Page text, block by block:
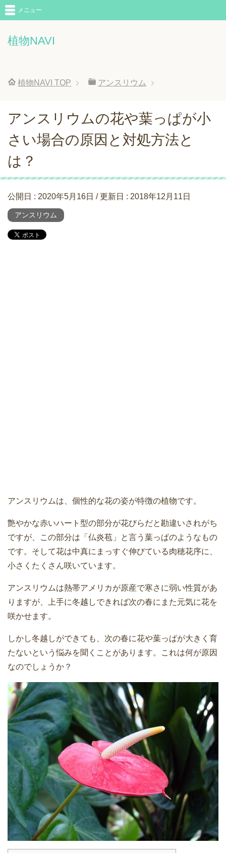
植物NAVI
メニュー
植物NAVI TOP アンスリウム
アンスリウムの花や葉っぱが小
さい場合の原因と対処方法と
は？
公開日 : 2020年5月16日 / 更新日 : 2018年12月11日
アンスリウム
アンスリウムは、個性的な花の姿が特徴の植物です。
艶やかな赤いハート型の部分が花びらだと勘違いされがち
ですが、この部分は「仏炎苞」と言う葉っぱのようなもの
です。そして花は中真にまっすぐ伸びている肉穂花序に、
小さくたくさん咲いています。
アンスリウムは熱帯アメリカが原産で寒さに弱い性質があ
りますが、上手に冬越しできれば次の春にまた元気に花を
咲かせます。
しかし冬越しができても、次の春に花や葉っぱが大きく育
たないという悩みを聞くことがあります。これは何が原因
なのでしょうか？